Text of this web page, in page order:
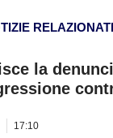
la
17:10